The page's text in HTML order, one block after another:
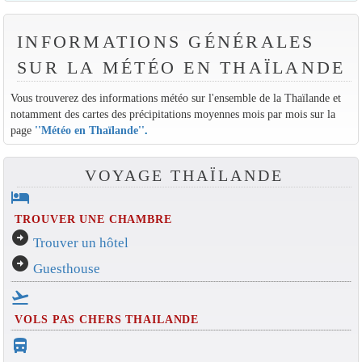
INFORMATIONS GÉNÉRALES
SUR LA MÉTÉO EN THAÏLANDE
Vous trouverez des informations météo sur l'ensemble de la Thaïlande et
notamment des cartes des précipitations moyennes mois par mois sur la
page ''Météo en Thaïlande''.
VOYAGE THAÏLANDE
hotel
TROUVER UNE CHAMBRE
arrow_circle_right Trouver un hôtel
arrow_circle_right Guesthouse
flight_takeoff
VOLS PAS CHERS THAILANDE
directions_bus_filled